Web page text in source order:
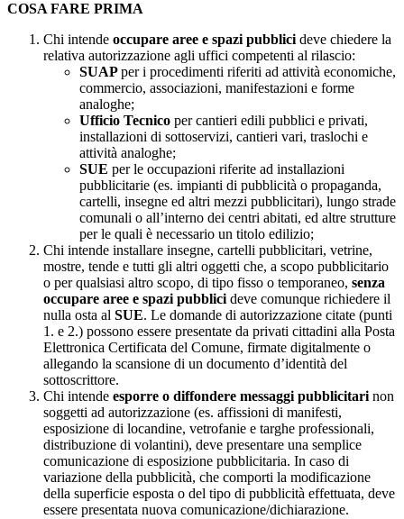
COSA FARE PRIMA
Chi intende occupare aree e spazi pubblici deve chiedere la
relativa autorizzazione agli uffici competenti al rilascio:
SUAPper i procedimenti riferiti ad attività economiche,
commercio, associazioni, manifestazioni e forme
analoghe;
Ufficio Tecnico per cantieri edili pubblici e privati,
installazioni di sottoservizi, cantieri vari, traslochi e
attività analoghe;
SUE per le occupazioni riferite ad installazioni
pubblicitarie (es. impianti di pubblicità o propaganda,
cartelli, insegne ed altri mezzi pubblicitari), lungo strade
comunali o all’interno dei centri abitati, ed altre strutture
per le quali è necessario un titolo edilizio;
Chi intende installare insegne, cartelli pubblicitari, vetrine,
mostre, tende e tutti gli altri oggetti che, a scopo pubblicitario
o per qualsiasi altro scopo, di tipo fisso o temporaneo, senza
occupare aree e spazi pubblici deve comunque richiedere il
nulla osta al SUE. Le domande di autorizzazione citate (punti
1. e 2.) possono essere presentate da privati cittadini alla Posta
Elettronica Certificata del Comune, firmate digitalmente o
allegando la scansione di un documento d’identità del
sottoscrittore.
Chi intende esporre o diffondere messaggi pubblicitari non
soggetti ad autorizzazione (es. affissioni di manifesti,
esposizione di locandine, vetrofanie e targhe professionali,
distribuzione di volantini), deve presentare una semplice
comunicazione di esposizione pubblicitaria. In caso di
variazione della pubblicità, che comporti la modificazione
della superficie esposta o del tipo di pubblicità effettuata, deve
essere presentata nuova comunicazione/dichiarazione.